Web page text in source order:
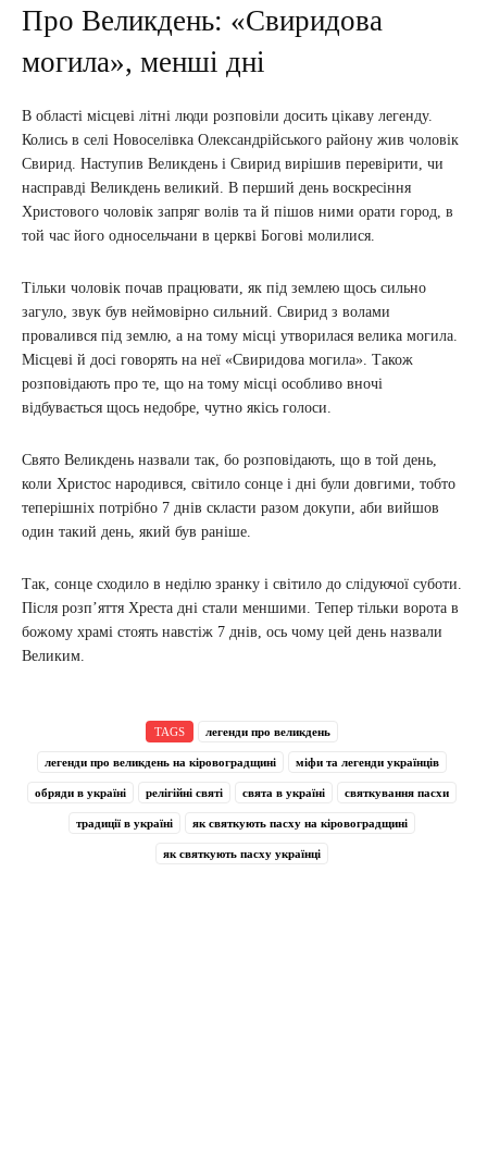
Про Великдень: «Свиридова
могила», менші дні
В області місцеві літні люди розповіли досить цікаву легенду.
Колись в селі Новоселівка Олександрійського району жив чоловік
Свирид. Наступив Великдень і Свирид вирішив перевірити, чи
насправді Великдень великий. В перший день воскресіння
Христового чоловік запряг волів та й пішов ними орати город, в
той час його односельчани в церкві Богові молилися.
Тільки чоловік почав працювати, як під землею щось сильно
загуло, звук був неймовірно сильний. Свирид з волами
провалився під землю, а на тому місці утворилася велика могила.
Місцеві й досі говорять на неї «Свиридова могила». Також
розповідають про те, що на тому місці особливо вночі
відбувається щось недобре, чутно якісь голоси.
Свято Великдень назвали так, бо розповідають, що в той день,
коли Христос народився, світило сонце і дні були довгими, тобто
теперішніх потрібно 7 днів скласти разом докупи, аби вийшов
один такий день, який був раніше.
Так, сонце сходило в неділю зранку і світило до слідуючої суботи.
Після розп’яття Хреста дні стали меншими. Тепер тільки ворота в
божому храмі стоять навстіж 7 днів, ось чому цей день назвали
Великим.
TAGS легенди про великдень
легенди про великдень на кіровоградщині міфи та легенди українців
обряди в україні релігійні святі свята в україні святкування пасхи
традиції в україні як святкують пасху на кіровоградщині
як святкують пасху українці